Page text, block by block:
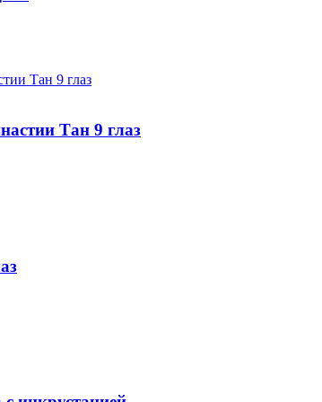
Тан 9 глаз